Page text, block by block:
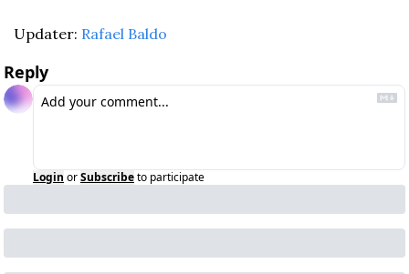
Updater: Rafael Baldo
Reply
Login orSubscribeto participate